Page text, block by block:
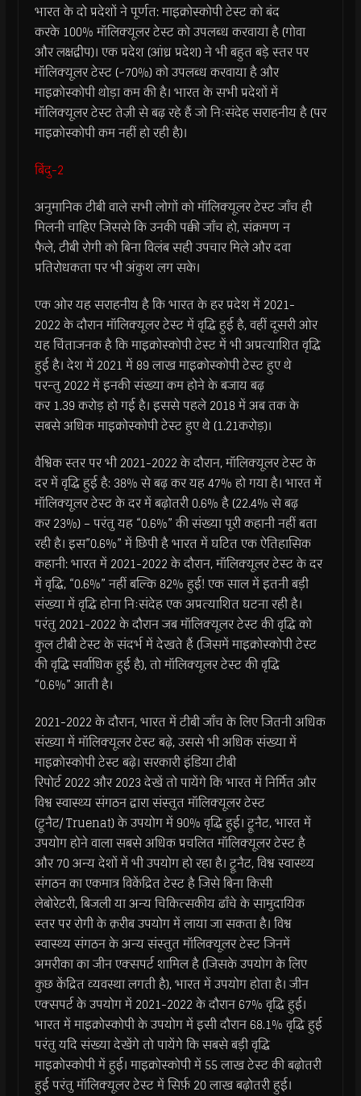
भारत के दो प्रदेशों ने पूर्णत: माइक्रोस्कोपी टेस्ट को बंद
करके 100% मॉलिक्यूलर टेस्ट को उपलब्ध करवाया है (गोवा
और लक्षद्वीप)। एक प्रदेश (आंध्र प्रदेश) ने भी बहुत बड़े स्तर पर
मॉलिक्यूलर टेस्ट (~70%) को उपलब्ध करवाया है और
माइक्रोस्कोपी थोड़ा कम की है। भारत के सभी प्रदेशों में
मॉलिक्यूलर टेस्ट तेज़ी से बढ़ रहे हैं जो निःसंदेह सराहनीय है (पर
माइक्रोस्कोपी कम नहीं हो रही है)।
बिंदु-2
अनुमानिक टीबी वाले सभी लोगों को मॉलिक्यूलर टेस्ट जाँच ही
मिलनी चाहिए जिससे कि उनकी पक्की जाँच हो, संक्रमण न
फैले, टीबी रोगी को बिना विलंब सही उपचार मिले और दवा
प्रतिरोधकता पर भी अंकुश लग सके।
एक ओर यह सराहनीय है कि भारत के हर प्रदेश में 2021-
2022 के दौरान मॉलिक्यूलर टेस्ट में वृद्धि हुई है, वहीं दूसरी ओर
यह चिंताजनक है कि माइक्रोस्कोपी टेस्ट में भी अप्रत्याशित वृद्धि
हुई है। देश में 2021 में 89 लाख माइक्रोस्कोपी टेस्ट हुए थे
परन्तु 2022 में इनकी संख्या कम होने के बजाय बढ़
कर 1.39 करोड़ हो गई है। इससे पहले 2018 में अब तक के
सबसे अधिक माइक्रोस्कोपी टेस्ट हुए थे (1.21करोड़)।
वैश्विक स्तर पर भी 2021-2022 के दौरान, मॉलिक्यूलर टेस्ट के
दर में वृद्धि हुई है: 38% से बढ़ कर यह 47% हो गया है। भारत में
मॉलिक्यूलर टेस्ट के दर में बढ़ोतरी 0.6% है (22.4% से बढ़
कर 23%) – परंतु यह “0.6%” की संख्या पूरी कहानी नहीं बता
रही है। इस”0.6%” में छिपी है भारत में घटित एक ऐतिहासिक
कहानी: भारत में 2021-2022 के दौरान, मॉलिक्यूलर टेस्ट के दर
में वृद्धि, “0.6%” नहीं बल्कि 82% हुई! एक साल में इतनी बड़ी
संख्या में वृद्धि होना निःसंदेह एक अप्रत्याशित घटना रही है।
परंतु 2021-2022 के दौरान जब मॉलिक्यूलर टेस्ट की वृद्धि को
कुल टीबी टेस्ट के संदर्भ में देखते हैं (जिसमें माइक्रोस्कोपी टेस्ट
की वृद्धि सर्वाधिक हुई है), तो मॉलिक्यूलर टेस्ट की वृद्धि
“0.6%” आती है।
2021-2022 के दौरान, भारत में टीबी जाँच के लिए जितनी अधिक
संख्या में मॉलिक्यूलर टेस्ट बढ़े, उससे भी अधिक संख्या में
माइक्रोस्कोपी टेस्ट बढ़े। सरकारी इंडिया टीबी
रिपोर्ट 2022 और 2023 देखें तो पायेंगे कि भारत में निर्मित और
विश्व स्वास्थ्य संगठन द्वारा संस्तुत मॉलिक्यूलर टेस्ट
(ट्रूनैट/ Truenat) के उपयोग में 90% वृद्धि हुई। ट्रूनैट, भारत में
उपयोग होने वाला सबसे अधिक प्रचलित मॉलिक्यूलर टेस्ट है
और 70 अन्य देशों में भी उपयोग हो रहा है। ट्रूनैट, विश्व स्वास्थ्य
संगठन का एकमात्र विकेंद्रित टेस्ट है जिसे बिना किसी
लेबोरेटरी, बिजली या अन्य चिकित्सकीय ढाँचे के सामुदायिक
स्तर पर रोगी के क़रीब उपयोग में लाया जा सकता है। विश्व
स्वास्थ्य संगठन के अन्य संस्तुत मॉलिक्यूलर टेस्ट जिनमें
अमरीका का जीन एक्सपर्ट शामिल है (जिसके उपयोग के लिए
कुछ केंद्रित व्यवस्था लगती है), भारत में उपयोग होता है। जीन
एक्सपर्ट के उपयोग में 2021-2022 के दौरान 67% वृद्धि हुई।
भारत में माइक्रोस्कोपी के उपयोग में इसी दौरान 68.1% वृद्धि हुई
परंतु यदि संख्या देखेंगे तो पायेंगे कि सबसे बड़ी वृद्धि
माइक्रोस्कोपी में हुई। माइक्रोस्कोपी में 55 लाख टेस्ट की बढ़ोतरी
हुई परंतु मॉलिक्यूलर टेस्ट में सिर्फ़ 20 लाख बढ़ोतरी हुई।